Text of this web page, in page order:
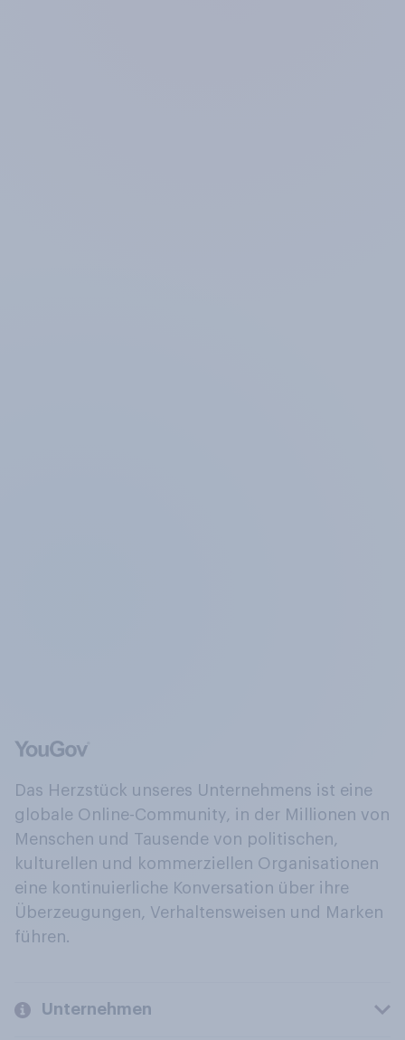
Das Herzstück unseres Unternehmens ist eine
globale Online-Community, in der Millionen von
Menschen und Tausende von politischen,
kulturellen und kommerziellen Organisationen
eine kontinuierliche Konversation über ihre
Überzeugungen, Verhaltensweisen und Marken
führen.
Unternehmen